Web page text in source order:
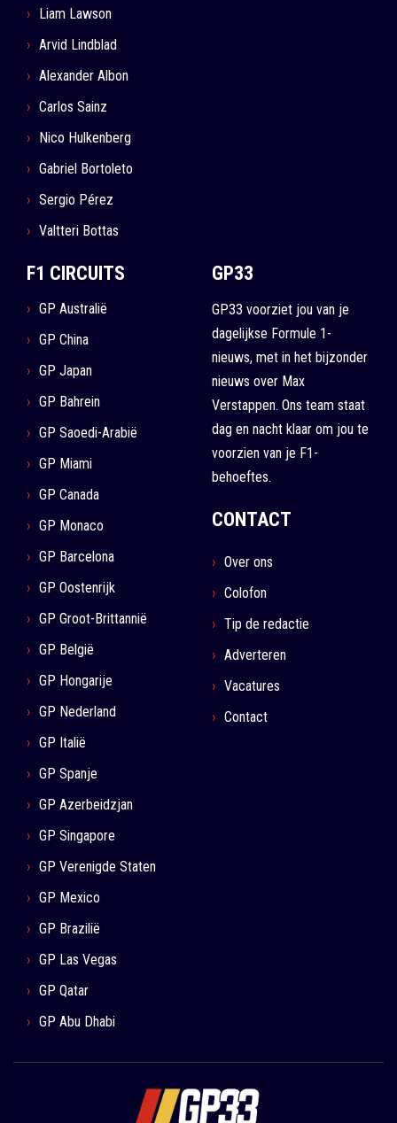
Liam Lawson
Arvid Lindblad
Alexander Albon
Carlos Sainz
Nico Hulkenberg
Gabriel Bortoleto
Sergio Pérez
Valtteri Bottas
F1 CIRCUITS
GP Australië
GP China
GP Japan
GP Bahrein
GP Saoedi-Arabië
GP Miami
GP Canada
GP Monaco
GP Barcelona
GP Oostenrijk
GP Groot-Brittannië
GP België
GP Hongarije
GP Nederland
GP Italië
GP Spanje
GP Azerbeidzjan
GP Singapore
GP Verenigde Staten
GP Mexico
GP Brazilië
GP Las Vegas
GP Qatar
GP Abu Dhabi
GP33
GP33 voorziet jou van je
dagelijkse Formule 1-
nieuws, met in het bijzonder
nieuws over Max
Verstappen. Ons team staat
dag en nacht klaar om jou te
voorzien van je F1-
behoeftes.
CONTACT
Over ons
Colofon
Tip de redactie
Adverteren
Vacatures
Contact